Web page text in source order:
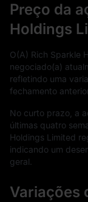
Preço da
Holdings
O(A) Rich Sparkle
negociado(a)
refletindo uma
fechamento
No curto prazo, a
últimas quatro
Holdings Limited
indicando um
geral.
Variações